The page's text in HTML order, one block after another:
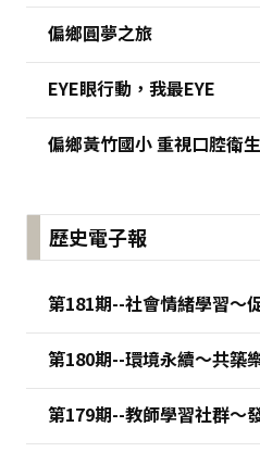
偏鄉圓夢之旅
EYE眼行動，我最EYE
偏鄉黃竹國小 重視口腔衛生
歷史電子報
第181期--社會情緒學習～
第180期--環境永續～共築
第179期--教師學習社群～